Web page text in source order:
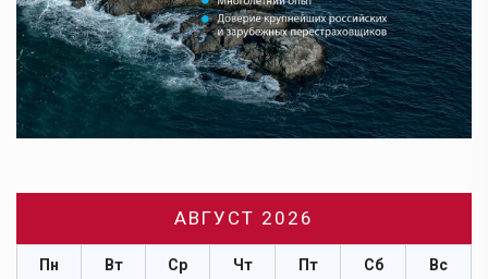
АВГУСТ 2026
Пн Вт Ср Чт Пт Сб Вс